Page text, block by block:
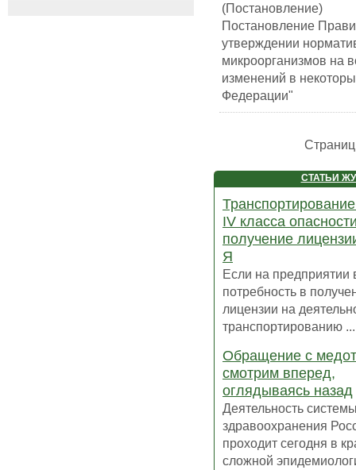
(Постановление)
Постановление
утверждении
микроорганизмов на
изменений в
Федерации"
СТАТЬИ
IV класса
получение
Я
Если на предприятии
потребность в
лицензии на
транспортированию ...
Обращение с
смотрим вперед,
оглядываясь назад
Деятельность
здравоохранения
проходит сегодня в
сложной